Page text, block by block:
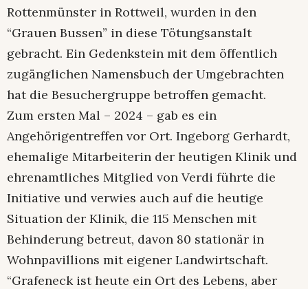
Rottenmünster in Rottweil, wurden in den
“Grauen Bussen” in diese Tötungsanstalt
gebracht. Ein Gedenkstein mit dem öffentlich
zugänglichen Namensbuch der Umgebrachten
hat die Besuchergruppe betroffen gemacht.
Zum ersten Mal – 2024 – gab es ein
Angehörigentreffen vor Ort. Ingeborg Gerhardt,
ehemalige Mitarbeiterin der heutigen Klinik und
ehrenamtliches Mitglied von Verdi führte die
Initiative und verwies auch auf die heutige
Situation der Klinik, die 115 Menschen mit
Behinderung betreut, davon 80 stationär in
Wohnpavillions mit eigener Landwirtschaft.
“Grafeneck ist heute ein Ort des Lebens, aber